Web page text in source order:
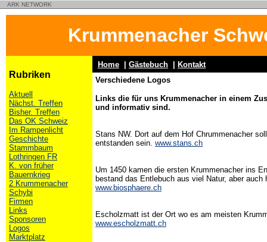
ARK NETWORK
Krummenacher
Rubriken
Aktuell
Nächst. Treffen
Bisher. Treffen
Das OK Schweiz
Im Rampenlicht
Geschichte
Stammbaum
Lothringen FR
K. von früher
Bauernkrieg
2 Krummenacher
Schybi
Firmen
Links
Sponsoren
Logos
Marktplatz
Home Gästebuch
Kontakt
Verschiedene Logos
Links die für uns Krummenacher in einem
und informativ sind.
Stans NW. Dort auf dem Hof Chrummenacher
entstanden sein. www.stans.ch
Um 1450 kamen die ersten Krummenacher ins
bestand das Entlebuch aus viel Natur, aber auch
www.biosphaere.ch
Escholzmatt ist der Ort wo es am meisten
www.escholzmatt.ch